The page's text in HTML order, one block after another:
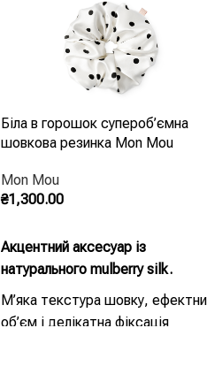
Біла в горошок супероб’ємна
шовкова резинка Mon Mou
Mon Mou
₴1,300.00
Акцентний аксесуар із
натурального mulberry silk.
М’яка текстура шовку,
об’єм і делікатна фіксація